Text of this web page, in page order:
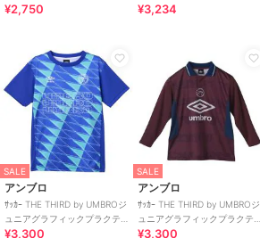
¥2,750 ¥3,234
SALE
アンブロ
ｻｯｶｰ THE THIRD by UMBROジ
ュニアグラフィックプラクテ
ィスシャツ
¥3,300
SALE
アンブロ
ｻｯｶｰ THE THIRD by UMBROジ
ュニアグラフィックプラクテ
ィスシャツ
¥3,300